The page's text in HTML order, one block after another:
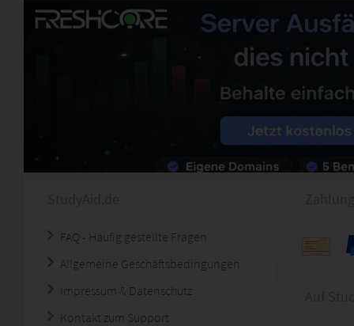
FAQ - Häufig gestellte Fragen
Allgemeine Geschäftsbedingungen
Impressum & Datenschutz
Kontakt zum Support